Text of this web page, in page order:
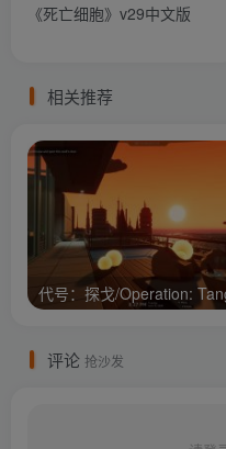
《死亡细胞》v29中文版
相关推荐
评论 抢沙发